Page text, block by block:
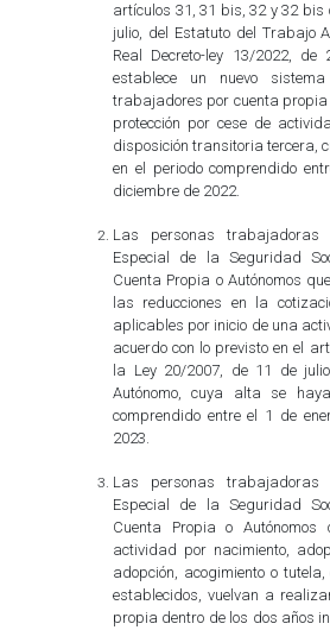
artículos 31, 31 bis, 32 y 32 bis
julio, del Estatuto del Trabajo
Real Decreto-ley 13/2022,
establece un nuevo
trabajadores por cuenta propia
protección por cese de
disposición transitoria tercera,
en el periodo comprendido
diciembre de 2022.
Las personas trabajadoras
Especial de la Seguridad
Cuenta Propia o Autónomos
las reducciones en la
aplicables por inicio de una
acuerdo con lo previsto en el
la Ley 20/2007, de 11 de
Autónomo, cuya alta se
comprendido entre el 1 de
2023.
Las personas trabajadoras
Especial de la Seguridad
Cuenta Propia o Autónomos
actividad por nacimiento,
adopción, acogimiento o
establecidos, vuelvan a
propia dentro de los dos años